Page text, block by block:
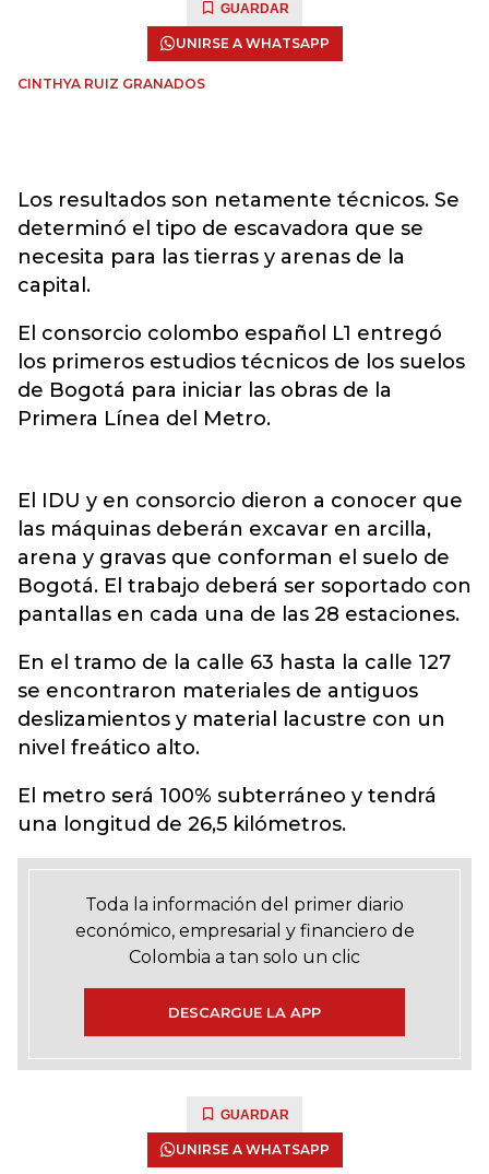
GUARDAR
UNIRSE A WHATSAPP
CINTHYA RUIZ GRANADOS
Los resultados son netamente técnicos. Se
determinó el tipo de escavadora que se
necesita para las tierras y arenas de la
capital.
El consorcio colombo español L1 entregó
los primeros estudios técnicos de los suelos
de Bogotá para iniciar las obras de la
Primera Línea del Metro.
El IDU y en consorcio dieron a conocer que
las máquinas deberán excavar en arcilla,
arena y gravas que conforman el suelo de
Bogotá. El trabajo deberá ser soportado con
pantallas en cada una de las 28 estaciones.
En el tramo de la calle 63 hasta la calle 127
se encontraron materiales de antiguos
deslizamientos y material lacustre con un
nivel freático alto.
El metro será 100% subterráneo y tendrá
una longitud de 26,5 kilómetros.
Toda la información del primer diario
económico, empresarial y financiero de
Colombia a tan solo un clic
DESCARGUE LA APP
GUARDAR
UNIRSE A WHATSAPP